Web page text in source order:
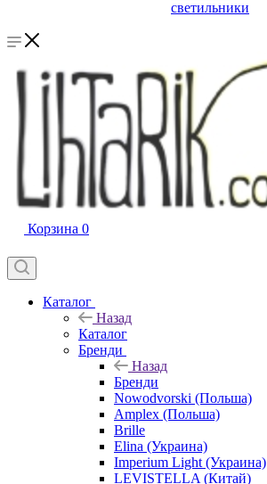
светильники
Корзина 0
Каталог
Назад
Каталог
Бренди
Назад
Бренди
Nowodvorski (Польша)
Amplex (Польша)
Brille
Elina (Украина)
Imperium Light (Украина)
LEVISTELLA (Китай)